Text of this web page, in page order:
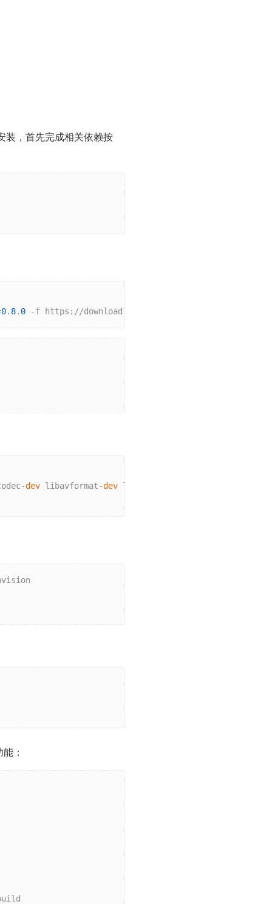
装，首先完成相关依赖按
0. 8. 0 -f https://download.pytorch.org/whl/
dev libavformat-dev libswscale-
：